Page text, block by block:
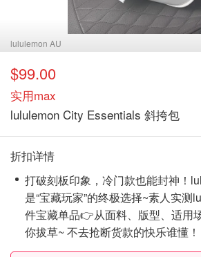
lululemon AU
$99.00
实用max
lululemon City Essentials 斜挎包
折扣详情
打破刻板印象，冷门款也能封神！
是“宝藏玩家”的终极选择~素人实测
件宝藏单品👉从面料、版型、适用
你拔草~ 不去抢断货款的快乐谁懂！